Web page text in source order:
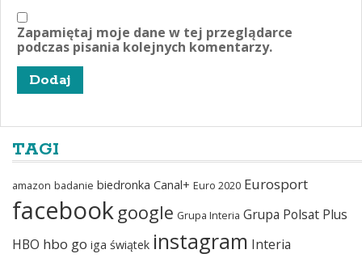
Zapamiętaj moje dane w tej przeglądarce
podczas pisania kolejnych komentarzy.
TAGI
amazon badanie biedronka Canal+ Euro 2020 Eurosport
facebook google Grupa Interia Grupa Polsat Plus
HBO hbo go iga świątek instagram Interia